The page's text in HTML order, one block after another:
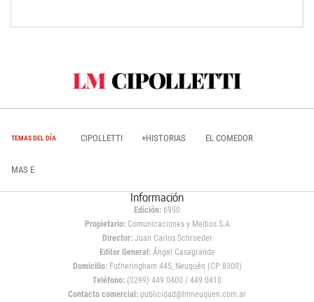
TEMAS DEL DÍA CIPOLLETTI +HISTORIAS EL COMEDOR
MAS E
Información
Edición: 6950
Propietario:Comunicaciones y Medios S.A
Director: Juan Carlos Schroeder
Editor General:Ángel Casagrande
Domicilio:Fotheringham 445, Neuquén (CP 8300)
Teléfono: (0299) 449 0400 / 449 0410
Contacto comercial: publicidad@lmneuquen.com.ar